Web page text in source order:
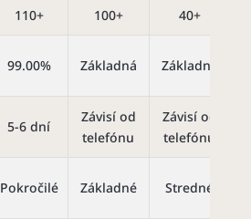
110+ 100+ 40+
99.00% Základná Základná
5-6 dní
Závisí od
telefónu
Závisí od
telefónu
Pokročilé Základné Stredné